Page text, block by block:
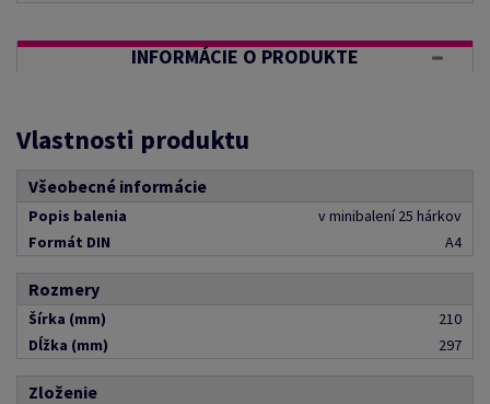
INFORMÁCIE O PRODUKTE
Vlastnosti produktu
Všeobecné informácie
Popis balenia
v minibalení 25 hárkov
Formát DIN
A4
Rozmery
Šírka (mm)
210
Dĺžka (mm)
297
Zloženie